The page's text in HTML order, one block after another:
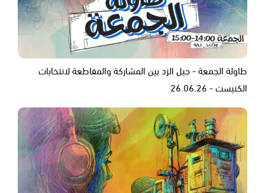
طاولة الجمعة - جيل الزد بين المشاركة والمقاطعة لانتخابات
الكنيست - 26.06.26